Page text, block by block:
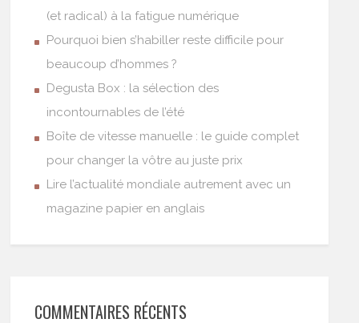
(et radical) à la fatigue numérique
Pourquoi bien s’habiller reste difficile pour
beaucoup d’hommes ?
Degusta Box : la sélection des
incontournables de l’été
Boîte de vitesse manuelle : le guide complet
pour changer la vôtre au juste prix
Lire l’actualité mondiale autrement avec un
magazine papier en anglais
COMMENTAIRES RÉCENTS